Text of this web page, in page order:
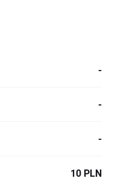
-
-
-
10 PLN